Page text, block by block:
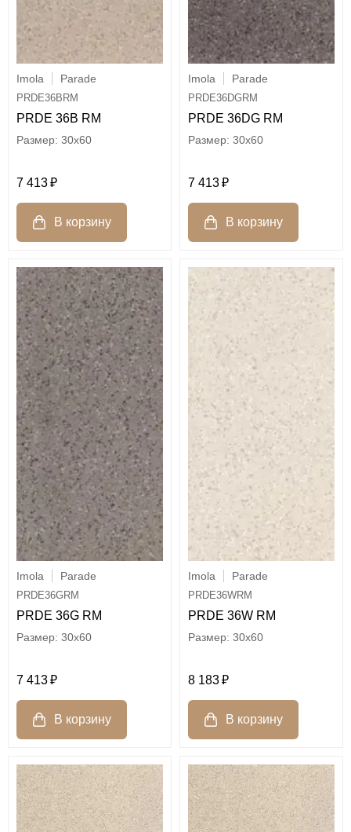
Imola Parade
PRDE36BRM
PRDE 36B RM
30x60
7 413
Imola Parade
PRDE36DGRM
PRDE 36DG RM
30x60
7 413
Imola Parade
PRDE36GRM
PRDE 36G RM
30x60
7 413
Imola Parade
PRDE36WRM
PRDE 36W RM
30x60
8 183